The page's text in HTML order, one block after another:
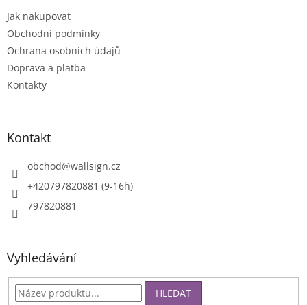
Jak nakupovat
Obchodní podmínky
Ochrana osobních údajů
Doprava a platba
Kontakty
Kontakt
obchod@wallsign.cz
+420797820881 (9-16h)
797820881
Vyhledávání
HLEDAT